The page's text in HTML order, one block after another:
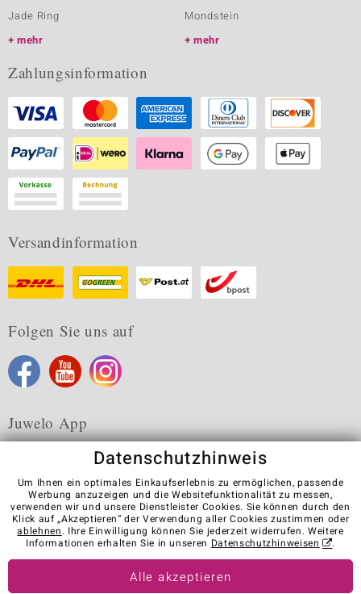
Jade Ring
mehr
Mondstein
mehr
Zahlungsinformation
Versandinformation
Folgen Sie uns auf
Juwelo App
Karriere AGB Datenschutz Cookies
Impressum
Kontakt
Vertrag widerrufen
Visit our stores in other countries:
Datenschutzhinweis
Um Ihnen ein optimales Einkaufserlebnis zu ermöglichen, passende
Werbung anzuzeigen und die Websitefunktionalität zu messen,
verwenden wir und unsere Dienstleister Cookies. Sie können durch den
Klick auf „Akzeptieren“ der Verwendung aller Cookies zustimmen oder
ablehnen. Ihre Einwilligung können Sie jederzeit widerrufen. Weitere
Informationen erhalten Sie in unseren Datenschutzhinweisen .
Alle akzeptieren